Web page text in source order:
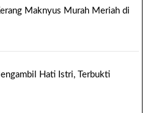
Maknyus Murah Meriah di
Hati Istri, Terbukti